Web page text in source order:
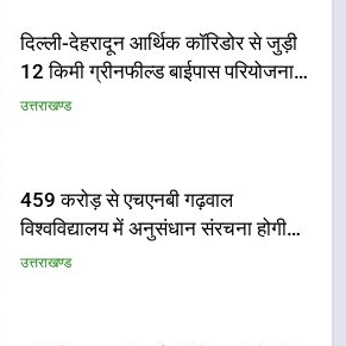
नहींः डीएम
459 करोड़ से एचएनबी गढ़वाल
विश्वविद्यालय में अनुसंधान संरचना होगी
सुदृढ
उत्तराखण्ड
भारी से बहुत भारी वर्षा की चेतावनी के बीच
जिला प्रशासन अलर्ट, सभी विभागों को हाई
अलर्ट पर रहने के निर्देश
उत्तराखण्ड